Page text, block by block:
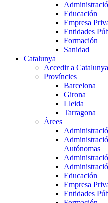
Educación
Empresa
Entidades
Formación
Sanidad
Catalunya
Accedir a Catalunya
Províncies
Barcelona
Girona
Lleida
Tarragona
Àrees
Autónomas
Educación
Empresa
Entidades